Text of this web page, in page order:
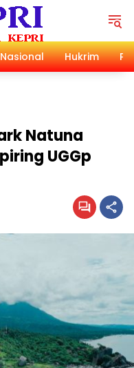
Nasional Hukrim
Natuna
UGGp